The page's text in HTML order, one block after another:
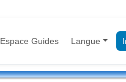
Espace Guides Langue